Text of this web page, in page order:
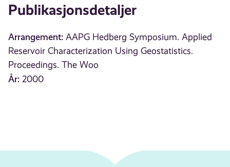
Publikasjonsdetaljer
Arrangement: AAPG Hedberg Symposium. Applied
Reservoir Characterization Using Geostatistics.
Proceedings. The Woo
År: 2000